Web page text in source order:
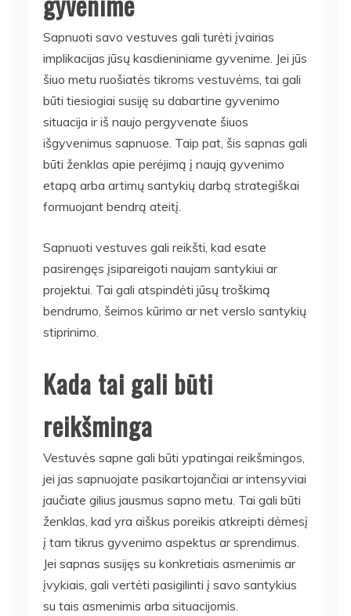
Sapnuoti savo vestuves gali turėti įvairias
implikacijas jūsų kasdieniniame gyvenime. Jei jūs
šiuo metu ruošiatės tikroms vestuvėms, tai gali
būti tiesiogiai susiję su dabartine gyvenimo
situacija ir iš naujo pergyvenate šiuos
išgyvenimus sapnuose. Taip pat, šis sapnas gali
būti ženklas apie perėjimą į naują gyvenimo
etapą arba artimų santykių darbą strategiškai
formuojant bendrą ateitį.
Sapnuoti vestuves gali reikšti, kad esate
pasirengęs įsipareigoti naujam santykiui ar
projektui. Tai gali atspindėti jūsų troškimą
bendrumo, šeimos kūrimo ar net verslo santykių
stiprinimo.
Kada tai gali būti
reikšminga
Vestuvės sapne gali būti ypatingai reikšmingos,
jei jas sapnuojate pasikartojančiai ar intensyviai
jaučiate gilius jausmus sapno metu. Tai gali būti
ženklas, kad yra aiškus poreikis atkreipti dėmesį
į tam tikrus gyvenimo aspektus ar sprendimus.
Jei sapnas susijęs su konkretiais asmenimis ar
įvykiais, gali vertėti pasigilinti į savo santykius
su tais asmenimis arba situacijomis.